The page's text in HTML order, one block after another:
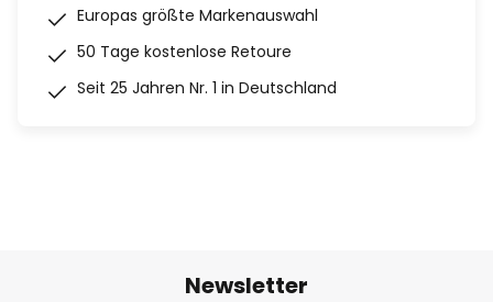
Europas größte Markenauswahl
50 Tage kostenlose Retoure
Seit 25 Jahren Nr. 1 in Deutschland
Newsletter